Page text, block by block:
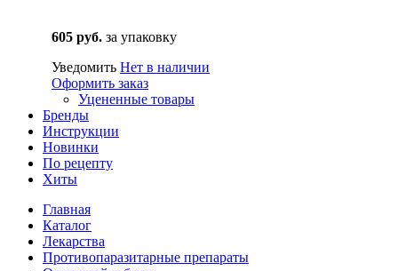
605 руб. за упаковку
Уведомить Нет в наличии
Оформить заказ
Уцененные товары
Бренды
Инструкции
Новинки
По рецепту
Хиты
Главная
Каталог
Лекарства
Противопаразитарные препараты